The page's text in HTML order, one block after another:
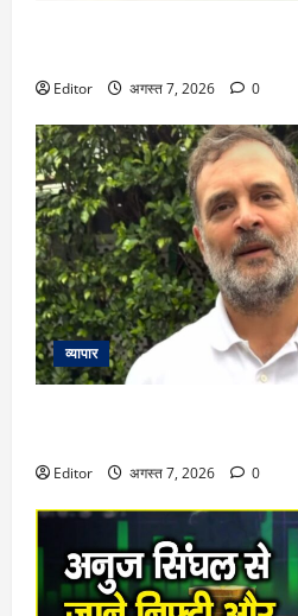
Editor अगस्त 7, 2026 0
व्यापार
Editor अगस्त 7, 2026 0